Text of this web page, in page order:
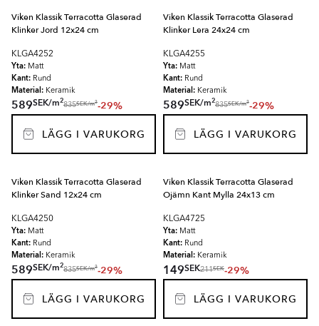
Viken Klassik Terracotta Glaserad
Klinker Jord 12x24 cm
KLGA4252
Yta: Matt
Kant: Rund
Material: Keramik
589SEK/m2
835SEK/m2-29%
LÄGG I VARUKORG
Viken Klassik Terracotta Glaserad
Klinker Lera 24x24 cm
KLGA4255
Yta: Matt
Kant: Rund
Material: Keramik
589SEK/m2
835SEK/m2-29%
LÄGG I VARUKORG
Viken Klassik Terracotta Glaserad
Klinker Sand 12x24 cm
KLGA4250
Yta: Matt
Kant: Rund
Material: Keramik
589SEK/m2
835SEK/m2-29%
LÄGG I VARUKORG
Viken Klassik Terracotta Glaserad
Ojämn Kant Mylla 24x13 cm
KLGA4725
Yta: Matt
Kant: Rund
Material: Keramik
149SEK211SEK-29%
LÄGG I VARUKORG